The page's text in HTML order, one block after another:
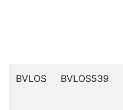
BVLOS BVLOS539